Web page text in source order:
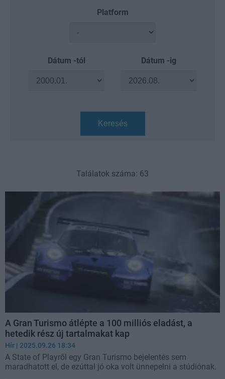
Platform
Dátum -tól Dátum -ig
Keresés
Találatok száma: 63
A Gran Turismo átlépte a 100 milliós eladást, a
hetedik rész új tartalmakat kap
Hír | 2025.09.26 18:34
A State of Playről egy Gran Turismo bejelentés sem
maradhatott el, de ezúttal jó oka volt ünnepelni a stúdiónak.